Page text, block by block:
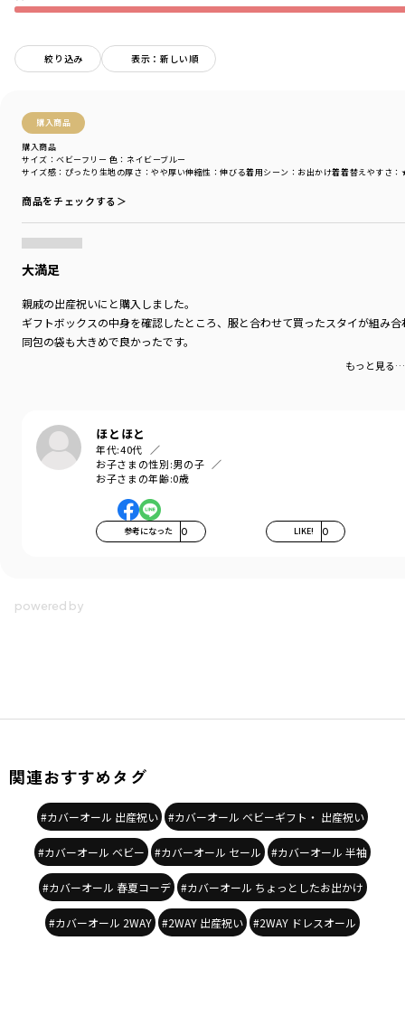
絞り込み 表示：新しい順
購入商品
購入商品
サイズ感 ：ぴったり 生地の厚さ ：やや厚い伸縮性 ：伸びる着用シーン ：お出かけ着着替えやすさ
サイズ：ベビーフリー 色：ネイビーブルー
商品をチェックする＞
大満足
親戚の出産祝いにと購入しました。
ギフトボックスの中身を確認したところ、服と合わせて買ったスタイが組み
同包の袋も大きめで良かったです。
もっと見る…
ほとほと
年代:40代
お子さまの性別:男の子
お子さまの年齢:0歳
参考になった 0 LIKE! 0
足の動きが激しくなってきたらカバーオールとしてお使いいただけます。
股下部分のスナップは掛け違い防止の為、
配色スナップを使用しています。
-----
伸縮性：あり
透け感：両色ともトップス部分の天竺はカラーの特性上、透け感がございま
す。
ブランド ／branshes
シーズン
カラー
商品番号
／01-5239-309
関連おすすめタグ
#カバーオール 出産祝い #カバーオール ベビーギフト・ 出産祝い
#カバーオール ベビー #カバーオール セール #カバーオール 半袖
#カバーオール 春夏コーデ #カバーオール ちょっとしたお出かけ
#カバーオール 2WAY #2WAY 出産祝い #2WAY ドレスオール